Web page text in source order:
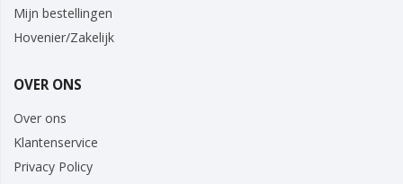
Mijn bestellingen
Hovenier/Zakelijk
OVER ONS
Over ons
Klantenservice
Privacy Policy